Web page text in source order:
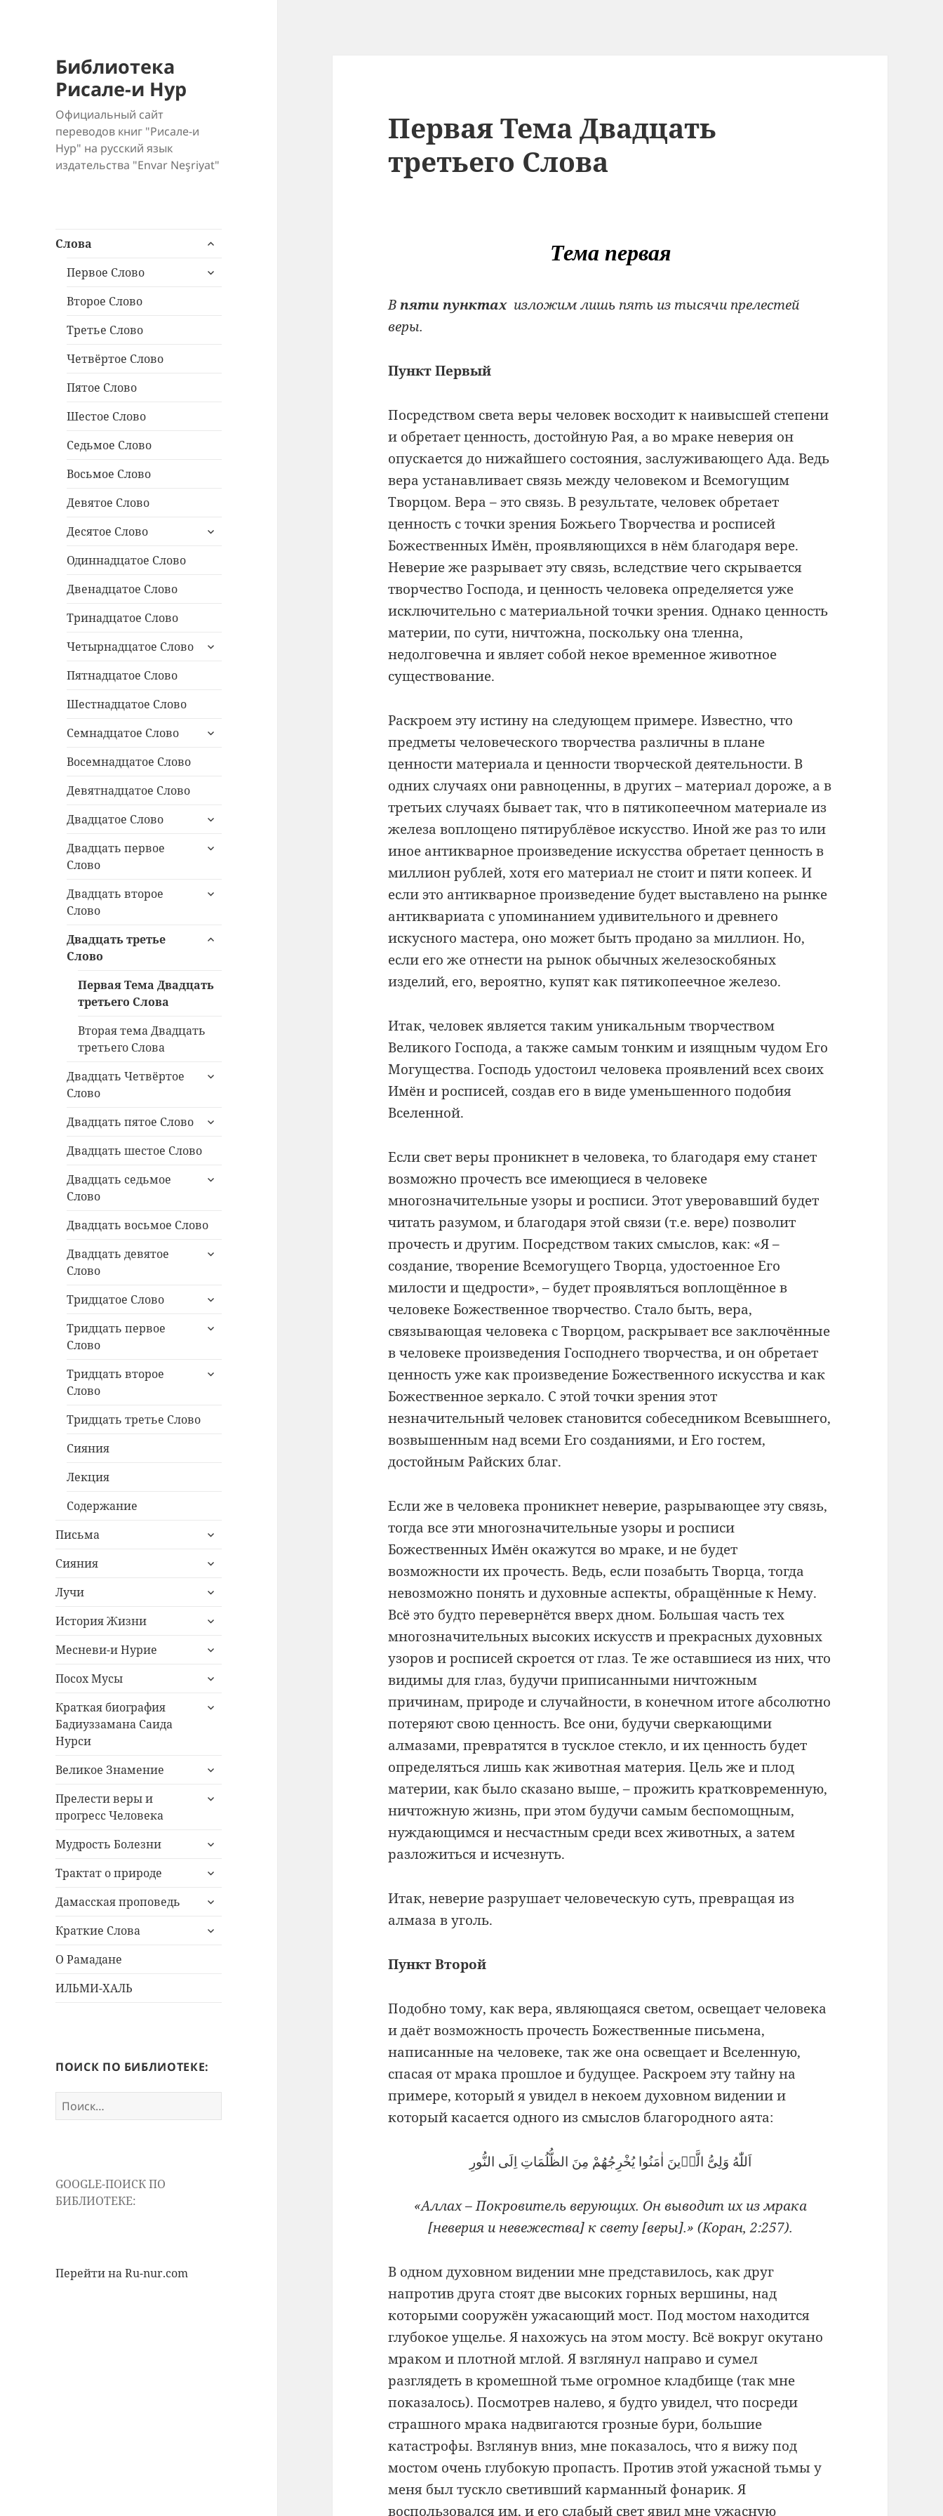
Библиотека
Рисале-и Нур
Официальный сайт
переводов книг "Рисале-и
Нур" на русский язык
издательства "Envar Neşriyat"
Слова
раскрыть
меню
Первое Слово
раскрыть
Второе Слово
Третье Слово
Четвёртое Слово
Пятое Слово
Шестое Слово
Седьмое Слово
Восьмое Слово
Девятое Слово
Десятое Слово
раскрыть
Одиннадцатое Cлово
Двенадцатое Слово
Тринадцатое Слово
Четырнадцатое Слово
раскрыть
Пятнадцатое Слово
Шестнадцатое Слово
Семнадцатое Слово
раскрыть
Восемнадцатое Слово
Девятнадцатое Слово
Двадцатое Слово
раскрыть
меню
Двадцать первое
Слово
раскрыть
Двадцать второе
Слово
раскрыть
Двадцать третье
Слово
раскрыть
Первая Тема Двадцать
третьего Слова
Вторая тема Двадцать
третьего Слова
Двадцать Четвёртое
Слово
раскрыть
Двадцать пятое Слово
раскрыть
меню
Двадцать шестое Слово
Двадцать седьмое
Слово
раскрыть
Двадцать восьмое Слово
Двадцать девятое
Слово
раскрыть
Тридцатое Слово
раскрыть
меню
Тридцать первое
Слово
раскрыть
Тридцать второе
Слово
раскрыть
Тридцать третье Слово
Сияния
Лекция
Содержание
Письма
раскрыть
меню
Сияния
раскрыть
меню
Лучи
раскрыть
меню
История Жизни
раскрыть
меню
Месневи-и Нурие
раскрыть
меню
Посох Мусы
раскрыть
меню
Краткая биография
Бадиуззамана Саида
Нурси
раскрыть
Великое Знамение
раскрыть
меню
Прелести веры и
прогресс Человека
раскрыть
Мудрость Болезни
раскрыть
меню
Трактат о природе
раскрыть
меню
Дамасская проповедь
раскрыть
меню
Краткие Слова
раскрыть
О Рамадане
ИЛЬМИ-ХАЛЬ
ПОИСК ПО БИБЛИОТЕКЕ:
Найти:
GOOGLE-ПОИСК ПО
БИБЛИОТЕКЕ:
Перейти на Ru-nur.com
Первая Тема Двадцать
третьего Слова
Тема первая
Впяти пунктах изложим лишь пять из тысячи прелестей
веры.
Пункт Первый
Посредством света веры человек восходит к наивысшей степени
и обретает ценность, достойную Рая, а во мраке неверия он
опускается до нижайшего состояния, заслуживающего Ада. Ведь
вера устанавливает связь между человеком и Всемогущим
Творцом. Вера – это связь. В результате, человек обретает
ценность с точки зрения Божьего Творчества и росписей
Божественных Имён, проявляющихся в нём благодаря вере.
Неверие же разрывает эту связь, вследствие чего скрывается
творчество Господа, и ценность человека определяется уже
исключительно с материальной точки зрения. Однако ценность
материи, по сути, ничтожна, поскольку она тленна,
недолговечна и являет собой некое временное животное
существование.
Раскроем эту истину на следующем примере. Известно, что
предметы человеческого творчества различны в плане
ценности материала и ценности творческой деятельности. В
одних случаях они равноценны, в других – материал дороже, а в
третьих случаях бывает так, что в пятикопеечном материале из
железа воплощено пятирублёвое искусство. Иной же раз то или
иное антикварное произведение искусства обретает ценность в
миллион рублей, хотя его материал не стоит и пяти копеек. И
если это антикварное произведение будет выставлено на рынке
антиквариата с упоминанием удивительного и древнего
искусного мастера, оно может быть продано за миллион. Но,
если его же отнести на рынок обычных железоскобяных
изделий, его, вероятно, купят как пятикопеечное железо.
Итак, человек является таким уникальным творчеством
Великого Господа, а также самым тонким и изящным чудом Его
Могущества. Господь удостоил человека проявлений всех своих
Имён и росписей, создав его в виде уменьшенного подобия
Вселенной.
Если свет веры проникнет в человека, то благодаря ему станет
возможно прочесть все имеющиеся в человеке
многозначительные узоры и росписи. Этот уверовавший будет
читать разумом, и благодаря этой связи (т.е. вере) позволит
прочесть и другим. Посредством таких смыслов, как: «Я –
создание, творение Всемогущего Творца, удостоенное Его
милости и щедрости», – будет проявляться воплощённое в
человеке Божественное творчество. Стало быть, вера,
связывающая человека с Творцом, раскрывает все заключённые
в человеке произведения Господнего творчества, и он обретает
ценность уже как произведение Божественного искусства и как
Божественное зеркало. С этой точки зрения этот
незначительный человек становится собеседником Всевышнего,
возвышенным над всеми Его созданиями, и Его гостем,
достойным Райских благ.
Если же в человека проникнет неверие, разрывающее эту связь,
тогда все эти многозначительные узоры и росписи
Божественных Имён окажутся во мраке, и не будет
возможности их прочесть. Ведь, если позабыть Творца, тогда
невозможно понять и духовные аспекты, обращённые к Нему.
Всё это будто перевернётся вверх дном. Большая часть тех
многозначительных высоких искусств и прекрасных духовных
узоров и росписей скроется от глаз. Те же оставшиеся из них, что
видимы для глаз, будучи приписанными ничтожным
причинам, природе и случайности, в конечном итоге абсолютно
потеряют свою ценность. Все они, будучи сверкающими
алмазами, превратятся в тусклое стекло, и их ценность будет
определяться лишь как животная материя. Цель же и плод
материи, как было сказано выше, – прожить кратковременную,
ничтожную жизнь, при этом будучи самым беспомощным,
нуждающимся и несчастным среди всех животных, а затем
разложиться и исчезнуть.
Итак, неверие разрушает человеческую суть, превращая из
алмаза в уголь.
Пункт Второй
Подобно тому, как вера, являющаяся светом, освещает человека
и даёт возможность прочесть Божественные письмена,
написанные на человеке, так же она освещает и Вселенную,
спасая от мрака прошлое и будущее. Раскроем эту тайну на
примере, который я увидел в некоем духовном видении и
который касается одного из смыслов благородного аята:
اَللّٰهُ وَلِىُّ الَّذٖينَ اٰمَنُوا يُخْرِجُهُمْ مِنَ الظُّلُمَاتِ اِلَى النُّورِ
«Аллах – Покровитель верующих. Он выводит их из мрака
[неверия и невежества] к свету [веры].» (Коран, 2:257).
В одном духовном видении мне представилось, как друг
напротив друга стоят две высоких горных вершины, над
которыми сооружён ужасающий мост. Под мостом находится
глубокое ущелье. Я нахожусь на этом мосту. Всё вокруг окутано
мраком и плотной мглой. Я взглянул направо и сумел
разглядеть в кромешной тьме огромное кладбище (так мне
показалось). Посмотрев налево, я будто увидел, что посреди
страшного мрака надвигаются грозные бури, большие
катастрофы. Взглянув вниз, мне показалось, что я вижу под
мостом очень глубокую пропасть. Против этой ужасной тьмы у
меня был тускло светивший карманный фонарик. Я
воспользовался им, и его слабый свет явил мне ужасную